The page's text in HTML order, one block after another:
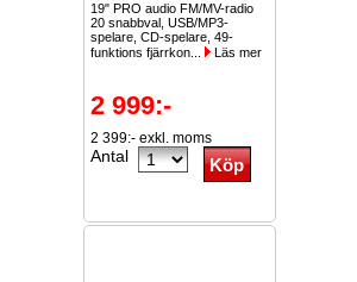
19" PRO audio FM/MV-radio
20 snabbval, USB/MP3-
spelare, CD-spelare, 49-
funktions fjärrkon...
Läs mer
2 999:-
2 399:- exkl. moms
Antal